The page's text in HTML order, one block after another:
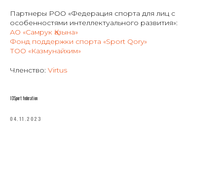
Партнеры РОО «Федерация спорта для лиц с
особенностями интеллектуального развития»:
АО «Самрук Қазына»
Фонд поддержки спорта «Sport Qory»
ТОО «Казмунайхим»
Членство: Virtus
IDSport federation
04.11.2023